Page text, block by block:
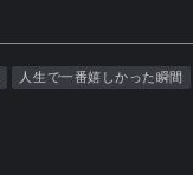
人生で一番嬉しかった瞬間